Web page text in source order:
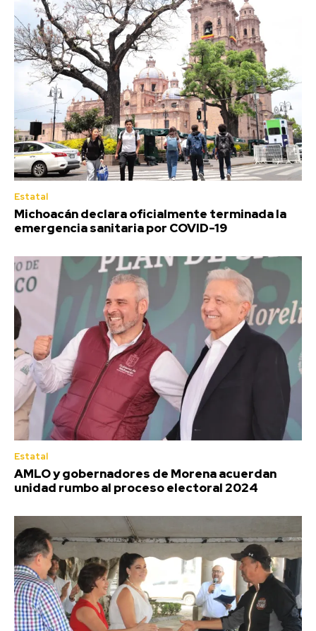
Estatal
Michoacán declara oficialmente terminada la
emergencia sanitaria por COVID-19
Estatal
AMLO y gobernadores de Morena acuerdan
unidad rumbo al proceso electoral 2024